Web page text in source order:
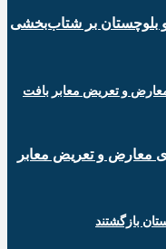
بلوچستان بر شتاب‌بخشی
معارض و تعریض معابر